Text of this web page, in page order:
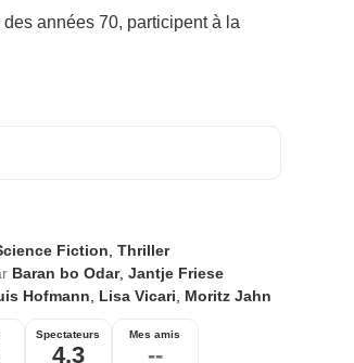
années 70, participent à la
Fiction Thriller
Baran bo Odar, Jantje Friese
Hofmann Lisa Vicari Moritz Jahn
Spectateurs
4,3
Mes amis
--